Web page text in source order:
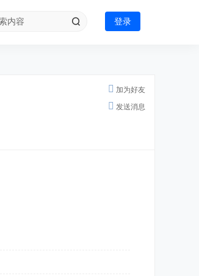
登录
加为好友
发送消息